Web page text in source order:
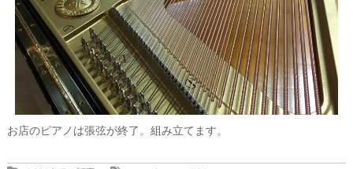
お店のピアノは張弦が終了。組み立てます。